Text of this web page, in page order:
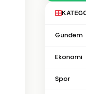
Gundem
Ekonomi
Spor